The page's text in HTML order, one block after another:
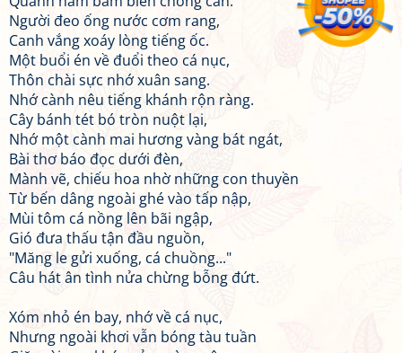
Người đeo ống nước cơm rang,
Canh vắng xoáy lòng tiếng ốc.
Một buổi én về đuổi theo cá nục,
Thôn chài sực nhớ xuân sang.
Nhớ cành nêu tiếng khánh rộn ràng.
Cây bánh tét bó tròn nuột lại,
Nhớ một cành mai hương vàng bát ngát,
Bài thơ báo đọc dưới đèn,
Mành vẽ, chiếu hoa nhờ những con thuyền
Từ bến dâng ngoài ghé vào tấp nập,
Mùi tôm cá nồng lên bãi ngập,
Gió đưa thấu tận đầu nguồn,
"Măng le gửi xuống, cá chuồng..."
Câu hát ân tình nửa chừng bỗng đứt.
Xóm nhỏ én bay, nhớ về cá nục,
Nhưng ngoài khơi vẫn bóng tàu tuần